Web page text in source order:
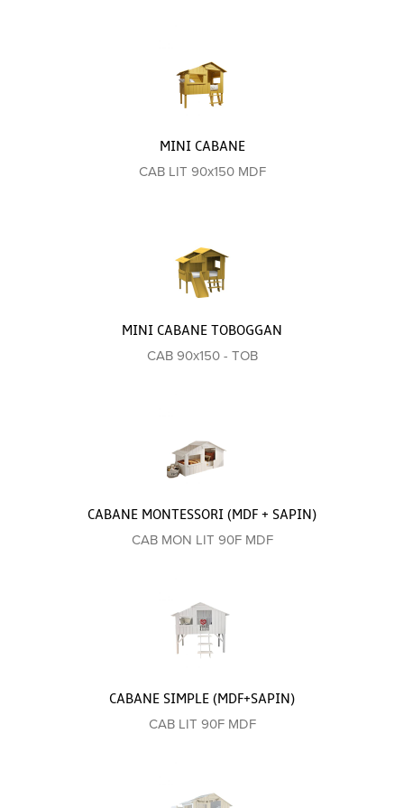
MINI CABANE
CAB LIT 90x150 MDF
MINI CABANE TOBOGGAN
CAB 90x150 - TOB
CABANE MONTESSORI (MDF + SAPIN)
CAB MON LIT 90F MDF
CABANE SIMPLE (MDF+SAPIN)
CAB LIT 90F MDF